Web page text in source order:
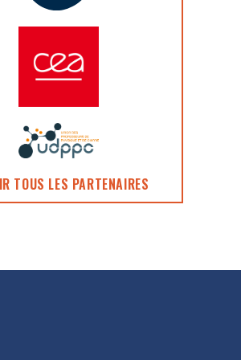
TOUS LES PARTENAIRES